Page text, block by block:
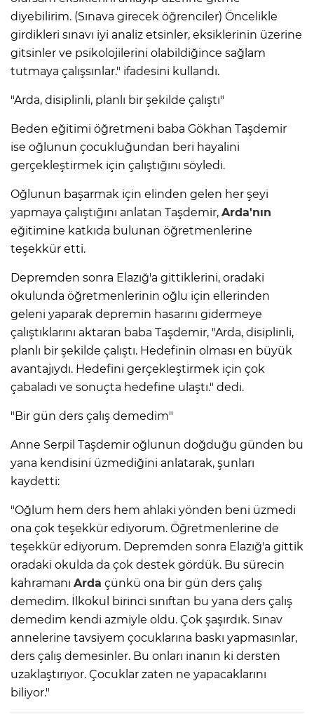
diyebilirim. (Sınava girecek öğrenciler) Öncelikle
girdikleri sınavı iyi analiz etsinler, eksiklerinin üzerine
gitsinler ve psikolojilerini olabildiğince sağlam
tutmaya çalışsınlar." ifadesini kullandı.
"Arda, disiplinli, planlı bir şekilde çalıştı"
Beden eğitimi öğretmeni baba Gökhan Taşdemir
ise oğlunun çocukluğundan beri hayalini
gerçekleştirmek için çalıştığını söyledi.
Oğlunun başarmak için elinden gelen her şeyi
yapmaya çalıştığını anlatan Taşdemir, Arda'nın
eğitimine katkıda bulunan öğretmenlerine
teşekkür etti.
Depremden sonra Elazığ'a gittiklerini, oradaki
okulunda öğretmenlerinin oğlu için ellerinden
geleni yaparak depremin hasarını gidermeye
çalıştıklarını aktaran baba Taşdemir, "Arda, disiplinli,
planlı bir şekilde çalıştı. Hedefinin olması en büyük
avantajıydı. Hedefini gerçekleştirmek için çok
çabaladı ve sonuçta hedefine ulaştı." dedi.
"Bir gün ders çalış demedim"
Anne Serpil Taşdemir oğlunun doğduğu günden bu
yana kendisini üzmediğini anlatarak, şunları
kaydetti:
"Oğlum hem ders hem ahlaki yönden beni üzmedi
ona çok teşekkür ediyorum. Öğretmenlerine de
teşekkür ediyorum. Depremden sonra Elazığ'a gittik
oradaki okulda da çok destek gördük. Bu sürecin
kahramanı Arda çünkü ona bir gün ders çalış
demedim. İlkokul birinci sınıftan bu yana ders çalış
demedim kendi azmiyle oldu. Çok şaşırdık. Sınav
annelerine tavsiyem çocuklarına baskı yapmasınlar,
ders çalış demesinler. Bu onları inanın ki dersten
uzaklaştırıyor. Çocuklar zaten ne yapacaklarını
biliyor."